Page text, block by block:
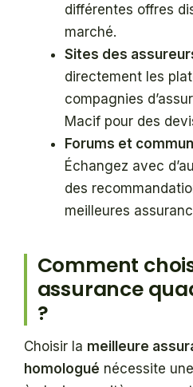
différentes offres
marché.
Sites des
directement les
compagnies
Macif pour des
Forums et
Échangez avec
des
meilleures
Comment
assurance
?
Choisir la meilleure
homologué nécessite